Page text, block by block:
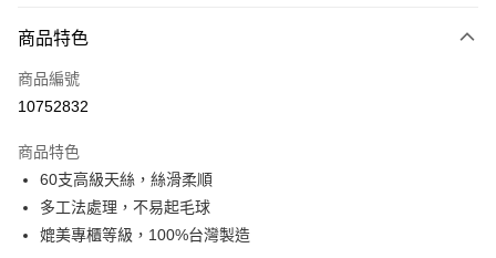
POYA支付
信用卡一次付款
Apple Pay
街口支付
商品特色
商品編號
10752832
商品特色
60支高級天絲，絲滑柔順
多工法處理，不易起毛球
媲美專櫃等級，100%台灣製造